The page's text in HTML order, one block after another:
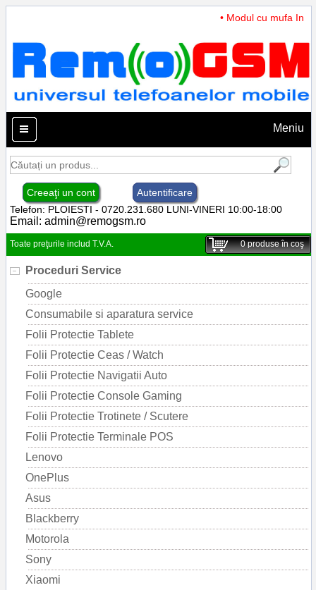
• Modul cu mufa
Meniu
Creeaţi un cont
Autentificare
Telefon: PLOIESTI - 0720.231.680 LUNI-VINERI 10:00-18:00
Email: admin@remogsm.ro
Toate preţurile includ T.V.A. 0produse în coş
Proceduri Service
Google
Consumabile si aparatura service
Folii Protectie Tablete
Folii Protectie Ceas / Watch
Folii Protectie Navigatii Auto
Folii Protectie Console Gaming
Folii Protectie Trotinete / Scutere
Folii Protectie Terminale POS
Lenovo
OnePlus
Asus
Blackberry
Motorola
Sony
Xiaomi